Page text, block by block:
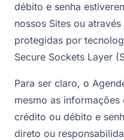
débito e senha
nossos Sites ou
protegidas por
Secure Sockets Layer
Para ser claro, o
mesmo as
crédito ou débito e
direto ou